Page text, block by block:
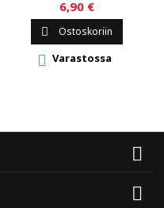
6,90 €
 Ostoskoriin
 Varastossa

